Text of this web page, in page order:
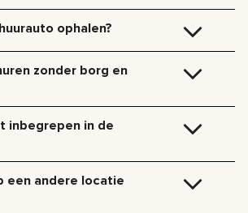
ophalen?
u toe op de afgesproken locatie en regelen alle
voor bezorging ‘s nachts (21:00 – 09:00)
emiraten is beschikbaar op aanvraag.
zonder borg en
cryptocurrency.
inbegrepen in de
tolwegen, boetes, overmatig aantal kilometers.
een andere locatie